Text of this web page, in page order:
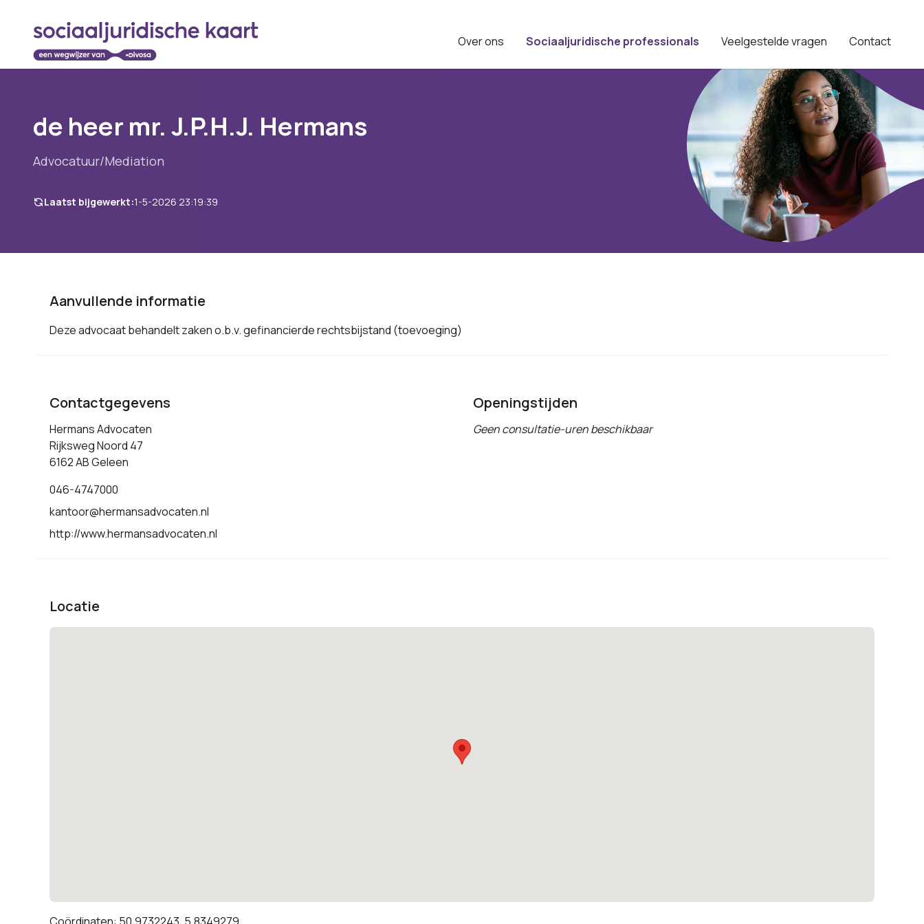
Over ons Sociaaljuridische professionals Veelgestelde vragen Contact
de heer mr. J.P.H.J. Hermans
Advocatuur/Mediation
Laatst bijgewerkt:1-5-2026 23:19:39
Aanvullende informatie
Deze advocaat behandelt zaken o.b.v. gefinancierde rechtsbijstand (toevoeging)
Contactgegevens
Hermans Advocaten
Rijksweg Noord 47
6162 AB Geleen
046-4747000
kantoor@hermansadvocaten.nl
http://www.hermansadvocaten.nl
Openingstijden
Geen consultatie-uren beschikbaar
Locatie